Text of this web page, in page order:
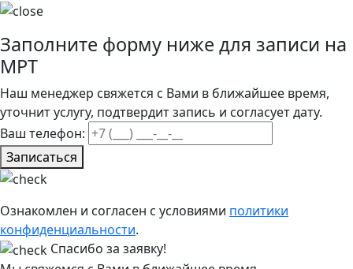
Заполните форму ниже для записи на
МРТ
Наш менеджер свяжется с Вами в ближайшее время,
уточнит услугу, подтвердит запись и согласует дату.
Ваш телефон:
Записаться
Ознакомлен и согласен с условиями политики
конфиденциальности.
Спасибо за заявку!